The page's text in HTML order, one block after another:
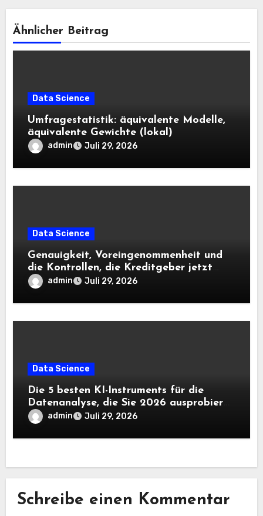
Ähnlicher Beitrag
Data Science
Umfragestatistik: äquivalente Modelle,
äquivalente Gewichte (lokal)
admin Juli 29, 2026
Data Science
Genauigkeit, Voreingenommenheit und
die Kontrollen, die Kreditgeber jetzt
benötigen |
admin Juli 29, 2026
Data Science
Die 5 besten KI-Instruments für die
Datenanalyse, die Sie 2026 ausprobieren
solltenadmin Juli 29, 2026
Schreibe einen Kommentar